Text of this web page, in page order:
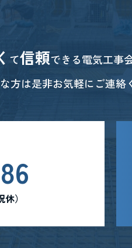
て信頼できる電気工事
方は是非お気軽にご連絡
）